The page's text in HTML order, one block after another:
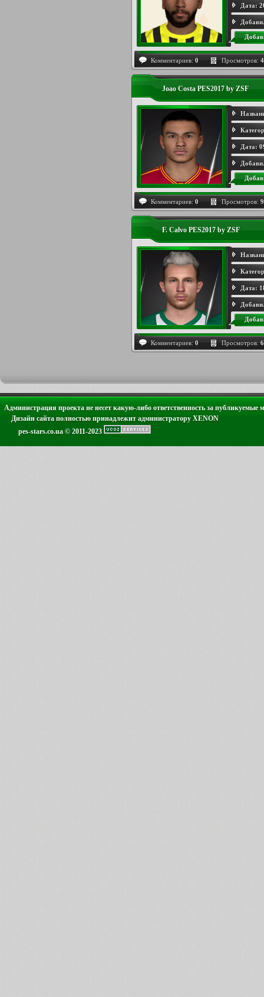
Дата:
Комментариев: 0 Просмотров:
Joao Costa PES2017 by ZSF
Дата:
Комментариев: 0 Просмотров:
F. Calvo PES2017 by ZSF
Дата:
Комментариев: 0 Просмотров:
Администрация проекта не несет какую-либо ответственность за публикуемые
Дизайн сайта полностью принадлежит администратору XENON
pes-stars.co.ua © 2011-2023